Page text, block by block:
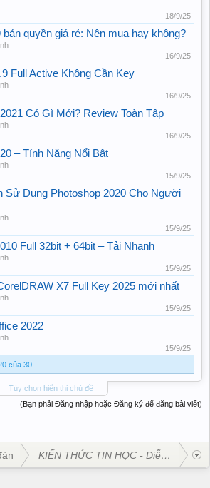
18/9/25
bản quyền giá rẻ: Nên mua hay không?
16/9/25
Full Active Không Cần Key
16/9/25
Có Gì Mới? Review Toàn Tập
16/9/25
– Tính Năng Nổi Bật
15/9/25
Sử Dụng Photoshop 2020 Cho Người
15/9/25
Full 32bit + 64bit – Tải Nhanh
15/9/25
X7 Full Key 2025 mới nhất
15/9/25
2022
15/9/25
của 30
Tùy chọn hiển thị chủ đề
(Bạn phải Đăng nhập hoặc Đăng ký để đăng bài viết)
KIẾN THỨC TIN HỌC - Diễn Đàn